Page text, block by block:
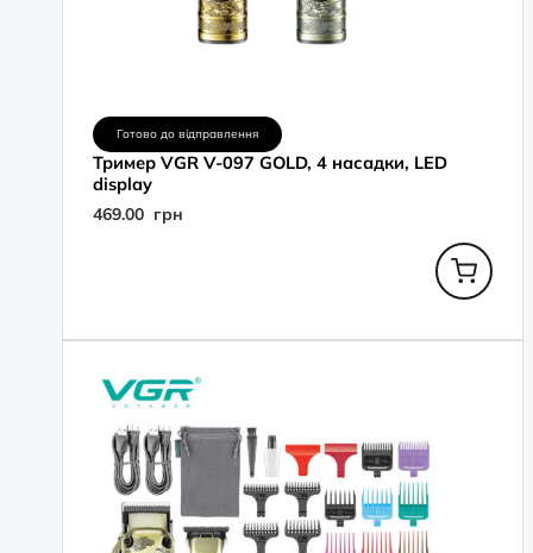
Готово до відправлення
Тример VGR V-097 GOLD, 4 насадки, LED
display
469.00 грн